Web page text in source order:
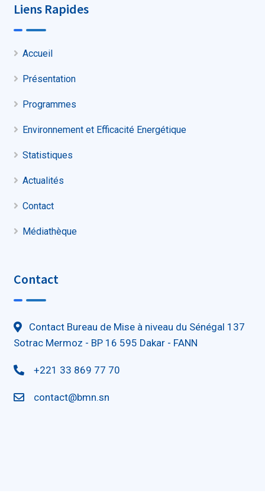
Liens Rapides
Accueil
Présentation
Programmes
Environnement et Efficacité Energétique
Statistiques
Actualités
Contact
Médiathèque
Contact
Contact Bureau de Mise à niveau du Sénégal 137
Sotrac Mermoz - BP 16 595 Dakar - FANN
+221 33 869 77 70
contact@bmn.sn